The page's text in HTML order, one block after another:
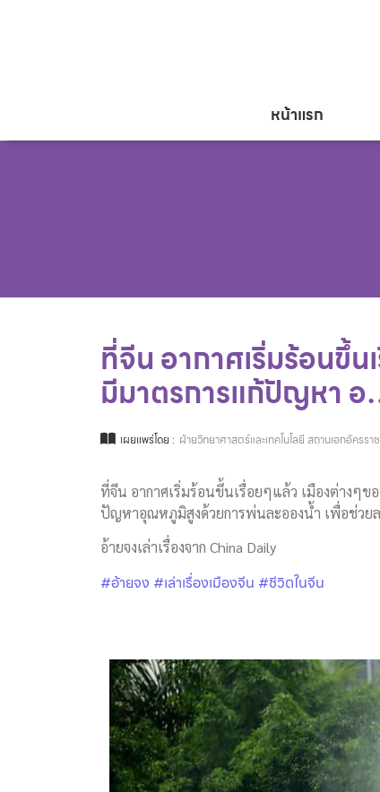
หน้าแรก
ที่จีน อากาศเริ่มร้อนขึ้
มีมาตรการแก้ปัญหา
เผยแพร่โดย : ฝ่ายวิทยาศาสตร์และเทคโนโลยี สถานเอกอัคร
ที่จีน อากาศเริ่มร้อนขึ้นเรื่อยๆแล้ว เมืองต่างๆข
ปัญหาอุณหภูมิสูงด้วยการพ่นละอองน้ำ เพื่อช่วย
อ้ายจงเล่าเรื่องจาก China Daily
#อ้ายจง #เล่าเรื่องเมืองจีน #ชีวิตในจีน